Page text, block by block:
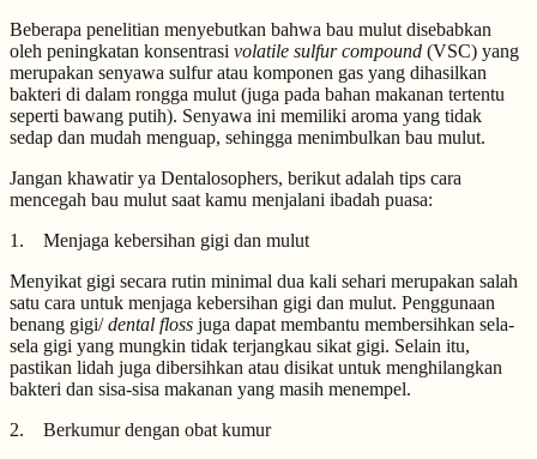
Beberapa penelitian menyebutkan bahwa bau mulut disebabkan
oleh peningkatan konsentrasi volatile sulfur compound (VSC) yang
merupakan senyawa sulfur atau komponen gas yang dihasilkan
bakteri di dalam rongga mulut (juga pada bahan makanan tertentu
seperti bawang putih). Senyawa ini memiliki aroma yang tidak
sedap dan mudah menguap, sehingga menimbulkan bau mulut.
Jangan khawatir ya Dentalosophers, berikut adalah tips cara
mencegah bau mulut saat kamu menjalani ibadah puasa:
1. Menjaga kebersihan gigi dan mulut
Menyikat gigi secara rutin minimal dua kali sehari merupakan salah
satu cara untuk menjaga kebersihan gigi dan mulut. Penggunaan
benang gigi/dental floss juga dapat membantu membersihkan sela-
sela gigi yang mungkin tidak terjangkau sikat gigi. Selain itu,
pastikan lidah juga dibersihkan atau disikat untuk menghilangkan
bakteri dan sisa-sisa makanan yang masih menempel.
2. Berkumur dengan obat kumur